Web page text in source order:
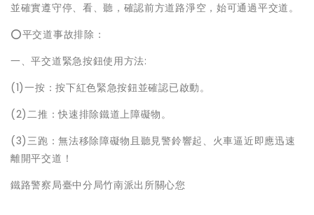
並確實遵守停、看、聽，確認前方道路淨空，始可通過平交道。
⭕平交道事故排除：
一、平交道緊急按鈕使用方法:
(1)一按：按下紅色緊急按鈕並確認已啟動。
(2)二推：快速排除鐵道上障礙物。
(3)三跑：無法移除障礙物且聽見警鈴響起、火車逼近即應迅速
離開平交道！
鐵路警察局臺中分局竹南派出所關心您